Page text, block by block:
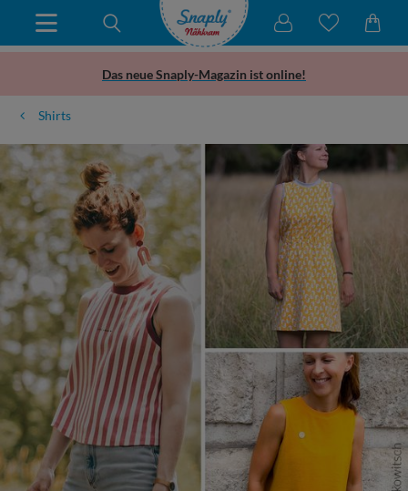
Das neue Snaply-Magazin ist online!
Shirts